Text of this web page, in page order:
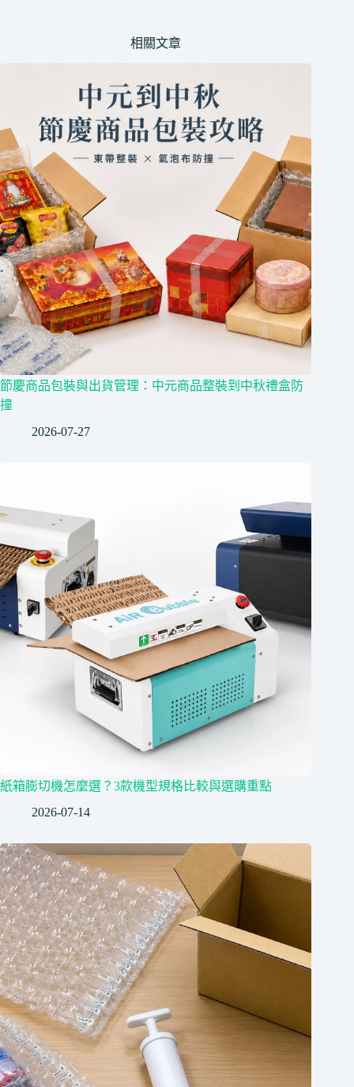
相關文章
節慶商品包裝與出貨管理：中元商品整裝到中秋禮盒防
撞
2026-07-27
紙箱膨切機怎麼選？3款機型規格比較與選購重點
2026-07-14